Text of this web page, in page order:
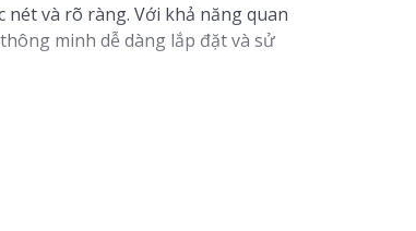
và rõ ràng. Với khả năng quan
minh dễ dàng lắp đặt và sử